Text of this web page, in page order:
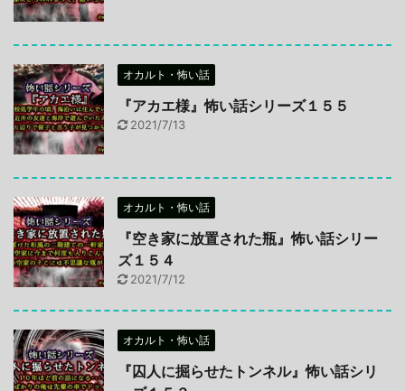
オカルト・怖い話
『アカエ様』怖い話シリーズ１５５
2021/7/13
オカルト・怖い話
『空き家に放置された瓶』怖い話シリー
ズ１５４
2021/7/12
オカルト・怖い話
『囚人に掘らせたトンネル』怖い話シリ